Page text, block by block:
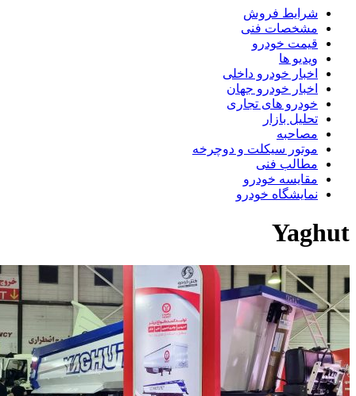
شرایط فروش
مشخصات فنی
قیمت خودرو
ویدیو ها
اخبار خودرو داخلی
اخبار خودرو جهان
خودرو های تجاری
تحلیل بازار
مصاحبه
موتور سیکلت و دوچرخه
مطالب فنی
مقایسه خودرو
نمایشگاه خودرو